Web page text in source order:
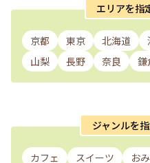
エリアを指
京都 東京 北海道
山梨
長野 奈良 鎌
ジャンルを
カフェ スイーツ お